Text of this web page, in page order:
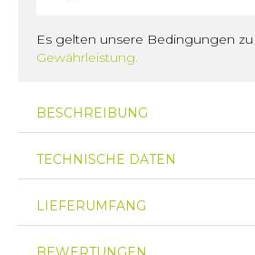
Es gelten unsere Bedingungen zu
Gewährleistung.
BESCHREIBUNG
TECHNISCHE DATEN
LIEFERUMFANG